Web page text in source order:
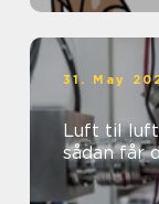
31. May
Luft til luft
sådan får